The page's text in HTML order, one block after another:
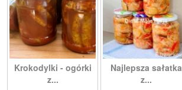
Krokodylki - ogórki
z...
Najlepsza sałatka
z...